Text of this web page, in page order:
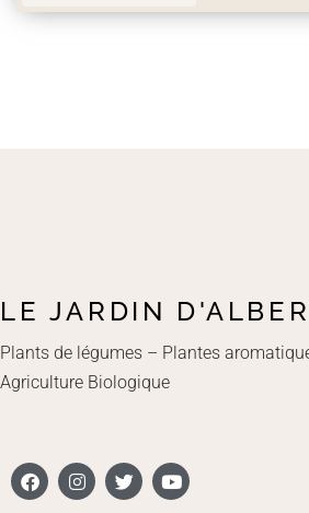
LE JARDIN
Plants de légumes – Plantes
Agriculture Biologique